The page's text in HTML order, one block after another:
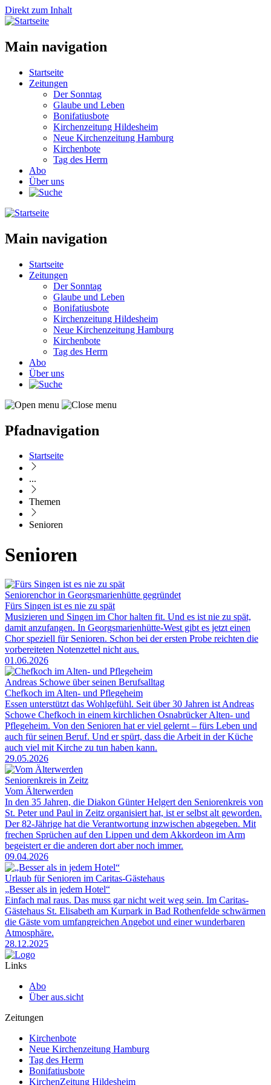
Direkt zum Inhalt
Main navigation
Startseite
Zeitungen
Der Sonntag
Glaube und Leben
Bonifatiusbote
Kirchenzeitung Hildesheim
Neue Kirchenzeitung Hamburg
Kirchenbote
Tag des Herrn
Abo
Über uns
Main navigation
Startseite
Zeitungen
Der Sonntag
Glaube und Leben
Bonifatiusbote
Kirchenzeitung Hildesheim
Neue Kirchenzeitung Hamburg
Kirchenbote
Tag des Herrn
Abo
Über uns
Pfadnavigation
Startseite
...
Themen
Senioren
Senioren
Seniorenchor in Georgsmarienhütte gegründet
Fürs Singen ist es nie zu spät
Musizieren und Singen im Chor halten fit. Und es ist nie zu spät,
damit anzufangen. In Georgsmarienhütte-West gibt es jetzt einen
Chor speziell für Senioren. Schon bei der ersten Probe reichten die
vorbereiteten Notenzettel nicht aus.
01.06.2026
Andreas Schowe über seinen Berufsalltag
Chefkoch im Alten- und Pflegeheim
Essen unterstützt das Wohlgefühl. Seit über 30 Jahren ist Andreas
Schowe Chefkoch in einem kirchlichen Osnabrücker Alten- und
Pflegeheim. Von den Senioren hat er viel gelernt – fürs Leben und
auch für seinen Beruf. Und er spürt, dass die Arbeit in der Küche
auch viel mit Kirche zu tun haben kann.
29.05.2026
Seniorenkreis in Zeitz
Vom Älterwerden
In den 35 Jahren, die Diakon Günter Helgert den Seniorenkreis von
St. Peter und Paul in Zeitz organisiert hat, ist er selbst alt geworden.
Der 82-Jährige hat die Verantwortung inzwischen abgegeben. Mit
frechen Sprüchen auf den Lippen und dem Akkordeon im Arm
begeistert er die anderen dort aber noch immer.
09.04.2026
Urlaub für Senioren im Caritas-Gästehaus
„Besser als in jedem Hotel“
Einfach mal raus. Das muss gar nicht weit weg sein. Im Caritas-
Gästehaus St. Elisabeth am Kurpark in Bad Rothenfelde schwärmen
die Gäste vom umfangreichen Angebot und einer wunderbaren
Atmosphäre.
28.12.2025
Links
Abo
Über aus.sicht
Zeitungen
Kirchenbote
Neue Kirchenzeitung Hamburg
Tag des Herrn
Bonifatiusbote
KirchenZeitung Hildesheim